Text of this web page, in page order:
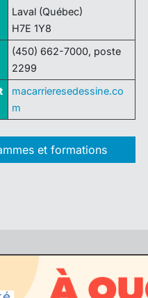
Laval (Québec)
H7E 1Y8
(450) 662-7000, poste
2299
macarrieresedessine.co
m
et formations